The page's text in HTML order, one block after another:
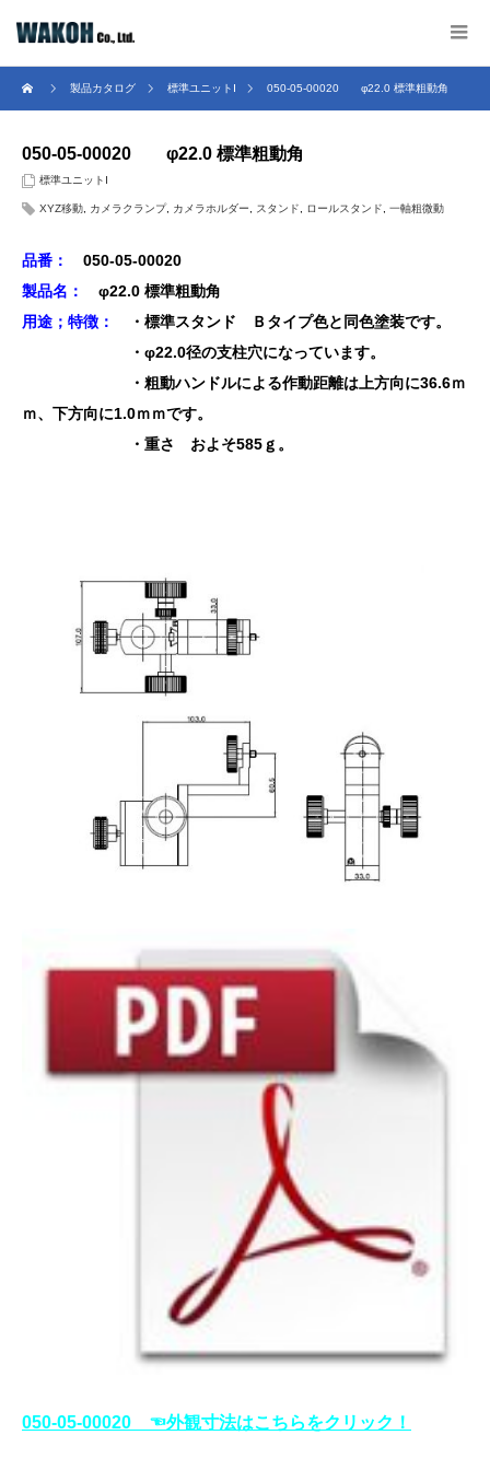
製品カタログ 標準ユニットⅠ 050-05-00020 φ22.0 標準粗動角
050-05-00020 φ22.0 標準粗動角
標準ユニットⅠ
XYZ移動 カメラクランプ, カメラホルダー スタンド ロールスタンド 一軸粗微動
品番：
050-05-00020
製品名：
φ22.0 標準粗動角
用途；特徴：
・標準スタンド Ｂタイプ色と同色塗装です。
・φ22.0径の支柱穴になっています。
・粗動ハンドルによる作動距離は上方向に36.6ｍ
ｍ、下方向に1.0ｍｍです。
・重さ およそ585ｇ。
050-05-00020 ☜外観寸法はこちらをクリック！